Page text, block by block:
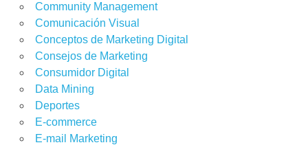
Community Management
Comunicación Visual
Conceptos de Marketing Digital
Consejos de Marketing
Consumidor Digital
Data Mining
Deportes
E-commerce
E-mail Marketing